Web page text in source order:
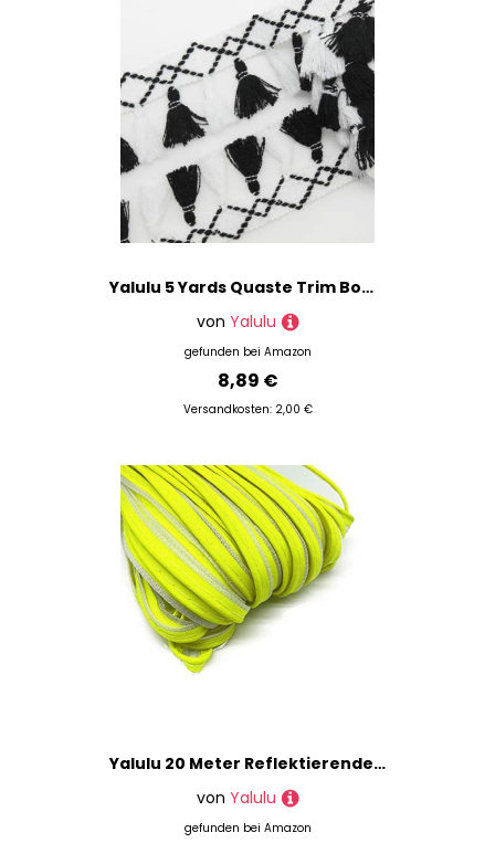
Yalulu 5 Yards Quaste Trim Bommelborte Quasten Fransen Spitzenborte Farbig Näharbeit DIY Handwerk (Schwarz)
von Yalulu
gefunden bei Amazon
8,89 €
Versandkosten: 2,00 €
Yalulu 20 Meter Reflektierende Paspel-Streifen, Reflektierende Band zum Einfassung Paspelband für Kleidung, Taschen und Handtaschen (Fluoreszierendes Grün)
von Yalulu
gefunden bei Amazon